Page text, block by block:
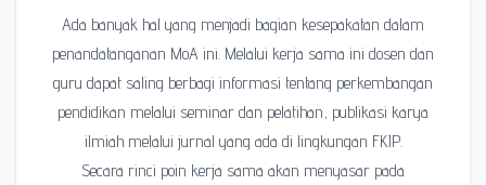
Ada banyak hal yang menjadi bagian kesepakatan dalam
penandatanganan MoA ini. Melalui kerja sama ini dosen dan
guru dapat saling berbagi informasi tentang perkembangan
pendidikan melalui seminar dan pelatihan, publikasi karya
ilmiah melalui jurnal yang ada di lingkungan FKIP.
Secara rinci poin kerja sama akan menyasar pada